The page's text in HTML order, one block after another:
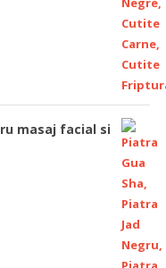
masaj facial si